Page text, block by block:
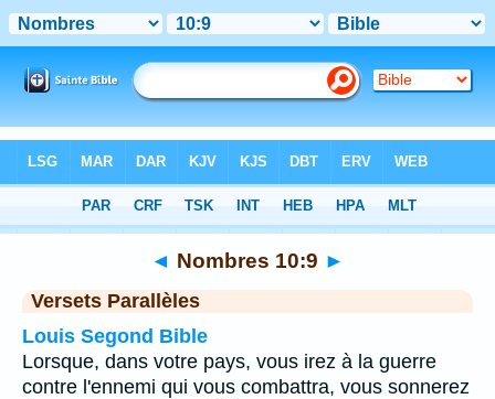
Chapitre 10> Verset 9
◄ Nombres 10:9 ►
Versets Parallèles
Louis Segond Bible
Lorsque, dans votre pays, vous irez à la guerre
contre l'ennemi qui vous combattra, vous sonnerez